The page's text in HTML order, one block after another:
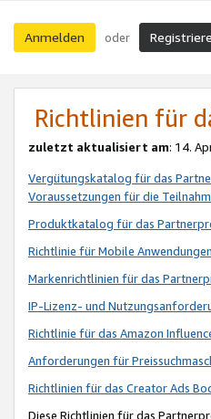
Anmelden oder
Richtlinien für
zuletzt aktualisiert am: 14.
Vergütungskatalog für das
Voraussetzungen für die
Produktkatalog für das
Richtlinie für Mobile
Markenrichtlinien für das
IP-Lizenz- und
Richtlinie für das Amazon
Anforderungen für
Richtlinien für das Creator Ads
Diese Richtlinien für das